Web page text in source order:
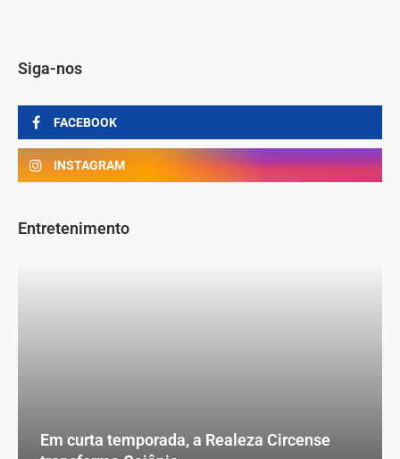
Siga-nos
FACEBOOK
INSTAGRAM
Entretenimento
Em curta temporada, a Realeza Circense